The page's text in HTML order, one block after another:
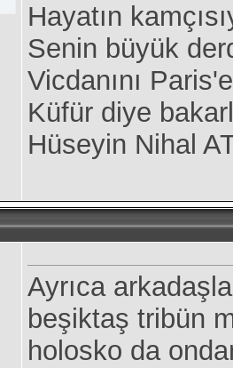
Hayatın
Senin büyük
Vicdanını
Küfür diye
Hüseyin Nihal
Ayrıca
beşiktaş tribün
holosko da